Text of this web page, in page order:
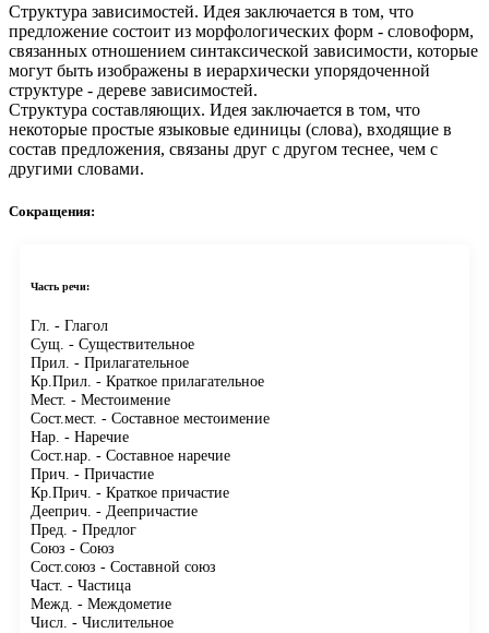
Структура зависимостей. Идея заключается в том, что
предложение состоит из морфологических форм - словоформ,
связанных отношением синтаксической зависимости, которые
могут быть изображены в иерархически упорядоченной
структуре - дереве зависимостей.
Структура составляющих. Идея заключается в том, что
некоторые простые языковые единицы (слова), входящие в
состав предложения, связаны друг с другом теснее, чем с
другими словами.
Сокращения:
Часть речи:
Гл. - Глагол
Сущ. - Существительное
Прил. - Прилагательное
Кр.Прил. - Краткое прилагательное
Мест. - Местоимение
Сост.мест. - Составное местоимение
Нар. - Наречие
Сост.нар. - Составное наречие
Прич. - Причастие
Кр.Прич. - Краткое причастие
Дееприч. - Деепричастие
Пред. - Предлог
Союз - Союз
Сост.союз - Составной союз
Част. - Частица
Межд. - Междометие
Числ. - Числительное